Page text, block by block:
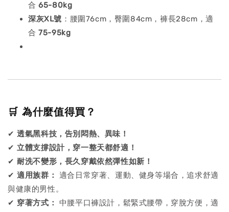
合65-80kg
深灰XL號 ：腰圍76cm，臀圍84cm，褲長28cm，適
合75-95kg
🛒 為什麼值得買？
✔透氣黑科技，告別悶熱、異味！
✔立體支撐設計，穿一整天都舒適！
✔耐洗不變形，長久穿戴依然彈性如新！
✔適用族群：
適合日常穿著、運動、健身等場合，追求舒適
與健康的男性。
✔穿著方式：
中腰平口褲設計，鬆緊式腰帶，穿脫方便，適